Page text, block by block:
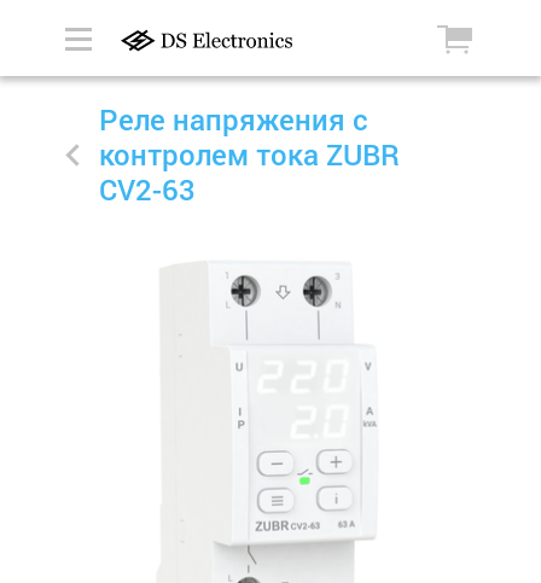
Реле напряжения с
контролем тока ZUBR
CV2-63